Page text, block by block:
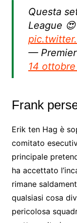
Questa
League 😍
— Premier
14
Frank
Erik ten Hag è
comitato
principale
ha accettato
rimane
qualsiasi cosa
pericolosa